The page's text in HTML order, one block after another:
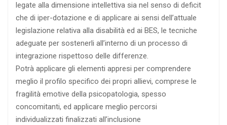
legate alla dimensione intellettiva sia nel senso di deficit
che di iper-dotazione e di applicare ai sensi dell’attuale
legislazione relativa alla disabilità ed ai BES, le tecniche
adeguate per sostenerli all’interno di un processo di
integrazione rispettoso delle differenze.
Potrà applicare gli elementi appresi per comprendere
meglio il profilo specifico dei propri allievi, comprese le
fragilità emotive della psicopatologia, spesso
concomitanti, ed applicare meglio percorsi
individualizzati finalizzati all’inclusione